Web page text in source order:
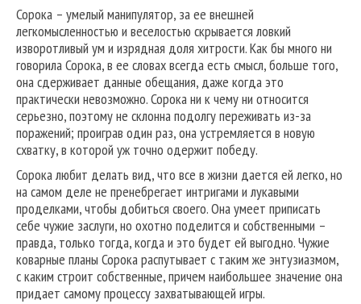
Сорока – умелый манипулятор, за ее внешней
легкомысленностью и веселостью скрывается ловкий
изворотливый ум и изрядная доля хитрости. Как бы много ни
говорила Сорока, в ее словах всегда есть смысл, больше того,
она сдерживает данные обещания, даже когда это
практически невозможно. Сорока ни к чему ни относится
серьезно, поэтому не склонна подолгу переживать из-за
поражений; проиграв один раз, она устремляется в новую
схватку, в которой уж точно одержит победу.
Сорока любит делать вид, что все в жизни дается ей легко, но
на самом деле не пренебрегает интригами и лукавыми
проделками, чтобы добиться своего. Она умеет приписать
себе чужие заслуги, но охотно поделится и собственными –
правда, только тогда, когда и это будет ей выгодно. Чужие
коварные планы Сорока распутывает с таким же энтузиазмом,
с каким строит собственные, причем наибольшее значение она
придает самому процессу захватывающей игры.